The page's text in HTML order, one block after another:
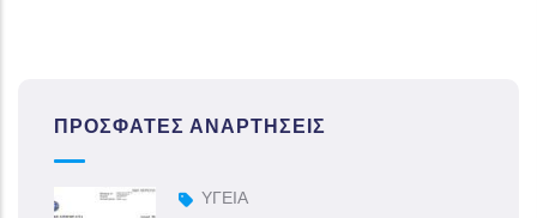
ΠΡΌΣΦΑΤΕΣ ΑΝΑΡΤΉΣΕΙΣ
ΥΓΕΙΑ